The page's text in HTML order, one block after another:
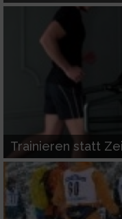
Trainieren statt
Verwendung
von Werbeanzeigen
Erstellung von
Werbung
Verwendung von
personalisierter
Erstellung von
von Inhalten
Verwendung von
personalisierter